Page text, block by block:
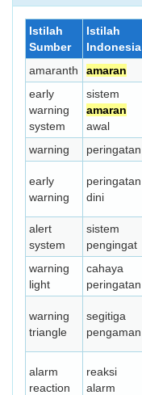
Istilah
Sumber
Istilah
Indonesia
amaranth amaran
early
warning
system
sistem
amaran
awal
warning peringatan
early
warning
peringatan
dini
alert
system
sistem
pengingat
warning
light
cahaya
peringatan
warning
triangle
segitiga
pengaman
alarm
reaction
reaksi
alarm